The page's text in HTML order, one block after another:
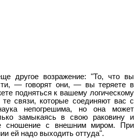
другое возражение: "То, что вы
— говорят они, — вы теряете в
подняться к вашему логическому
те связи, которые соединяют вас с
непогрешима, но она может
замыкаясь в свою раковину и
сношение с внешним миром. При
ей надо выходить оттуда".